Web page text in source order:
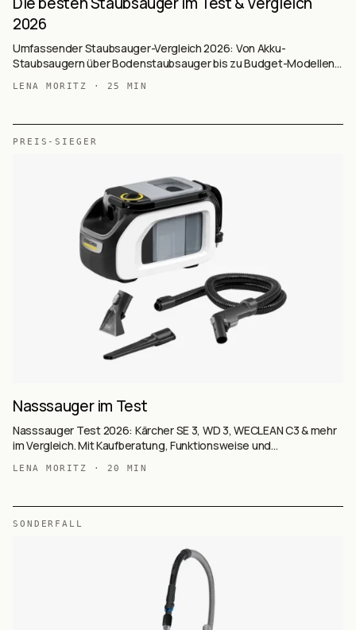
2026
Umfassender Staubsauger-Vergleich 2026: Von Akku-
Staubsaugern über Bodenstaubsauger bis zu Budget-Modellen.
LENA MORITZ · 25 MIN
PREIS-SIEGER
Nasssauger im Test
Nasssauger Test 2026: Kärcher SE 3, WD 3, WECLEAN C3 & mehr
im Vergleich. Mit Kaufberatung, Funktionsweise und
LENA MORITZ · 20 MIN
SONDERFALL